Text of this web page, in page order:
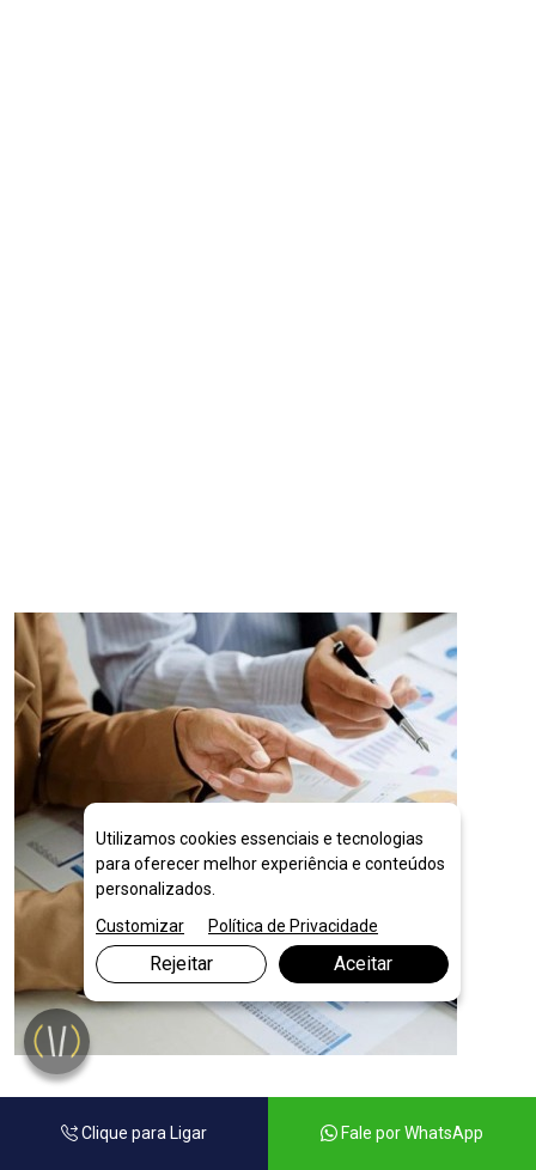
Planejamento Financeiro para Empresas
em Teófilo Otoni
Clique para Ligar Fale por WhatsApp
Utilizamos cookies essenciais e tecnologias
para oferecer melhor experiência e conteúdos
personalizados.
Customizar
Política de Privacidade
Rejeitar Aceitar